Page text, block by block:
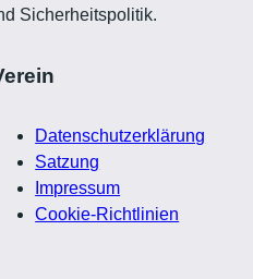
Sicherheitspolitik.
Datenschutzerklärung
Satzung
Impressum
Cookie-Richtlinien